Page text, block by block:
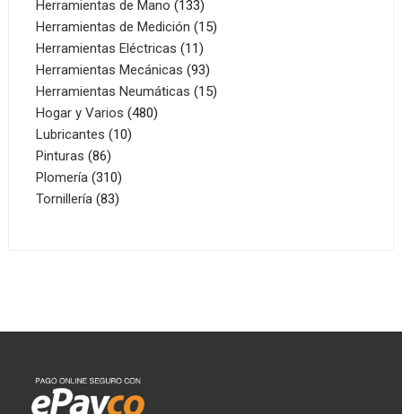
productos
Herramientas de Mano 133133
productos
Herramientas de Medición 1515
Herramientas Eléctricas 1111
productos
Herramientas Mecánicas 9393
productos
Herramientas Neumáticas 1515
Hogar y Varios 480480
Lubricantes 1010
Pinturas 8686
productos
Plomería 310310
productos
Tornillería 8383